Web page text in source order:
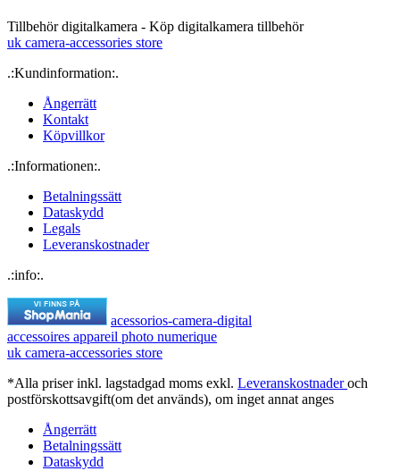
Tillbehör digitalkamera - Köp digitalkamera tillbehör
uk camera-accessories store
.:Kundinformation:.
Ångerrätt
Kontakt
Köpvillkor
.:Informationen:.
Betalningssätt
Dataskydd
Legals
Leveranskostnader
.:info:.
acessorios-camera-digital
accessoires appareil photo numerique
uk camera-accessories store
*Alla priser inkl. lagstadgad moms exkl. Leveranskostnaderoch
postförskottsavgift(om det används), om inget annat anges
Ångerrätt
Betalningssätt
Dataskydd